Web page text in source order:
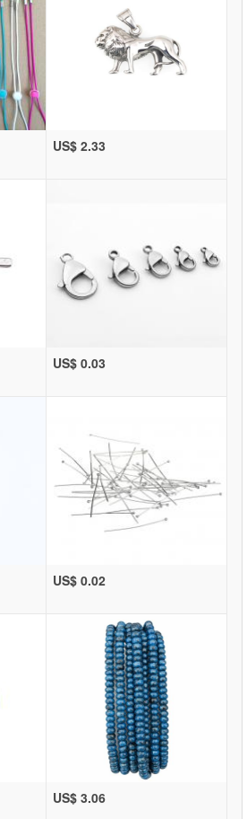
US$ 2.33
US$ 0.03
US$ 0.02
US$ 3.06